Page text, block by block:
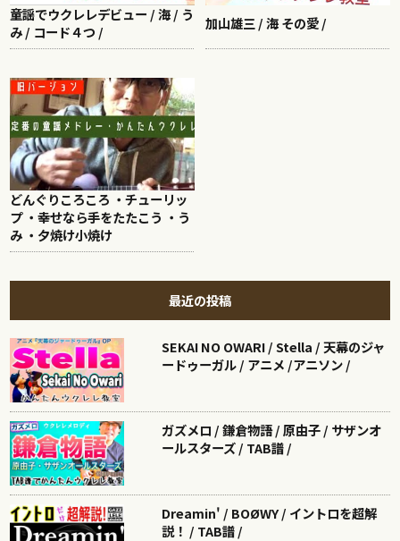
童謡でウクレレデビュー / 海 / う
み / コード４つ /
加山雄三 / 海 その愛 /
どんぐりころころ ・チューリッ
プ ・幸せなら手をたたこう ・う
み ・夕焼け小焼け
最近の投稿
SEKAI NO OWARI / Stella / 天幕のジャ
ードゥーガル / アニメ /アニソン /
ガズメロ / 鎌倉物語 / 原由子 / サザンオ
ールスターズ / TAB譜 /
Dreamin' / BOØWY / イントロを超解
説！ / TAB譜 /